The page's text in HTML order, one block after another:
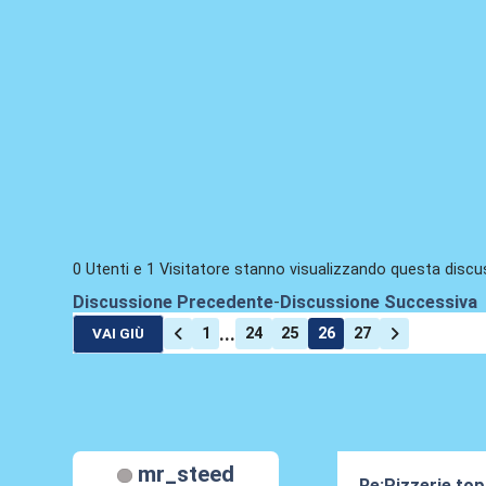
0 Utenti e 1 Visitatore stanno visualizzando questa
Discussione Precedente- Discussione Successiva
VAI GIÙ 1 ... 24 25 26 27
mr_steed